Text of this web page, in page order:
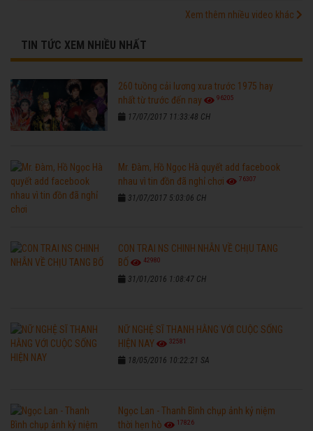
Xem thêm nhiều video khác
TIN TỨC XEM NHIỀU NHẤT
260 tuồng cải lương xưa trước 1975 hay
nhất từ trước đến nay
96205
17/07/2017 11:33:48 CH
Mr. Đàm, Hồ Ngọc Hà quyết add facebook
nhau vì tin đồn đã nghỉ chơi
76307
31/07/2017 5:03:06 CH
CON TRAI NS CHINH NHẪN VỀ CHỊU TANG
BỐ
42980
31/01/2016 1:08:47 CH
NỮ NGHỆ SĨ THANH HẰNG VỚI CUỘC SỐNG
HIỆN NAY
32581
18/05/2016 10:22:21 SA
Ngọc Lan - Thanh Bình chụp ảnh kỷ niệm
thời hẹn hò
17826